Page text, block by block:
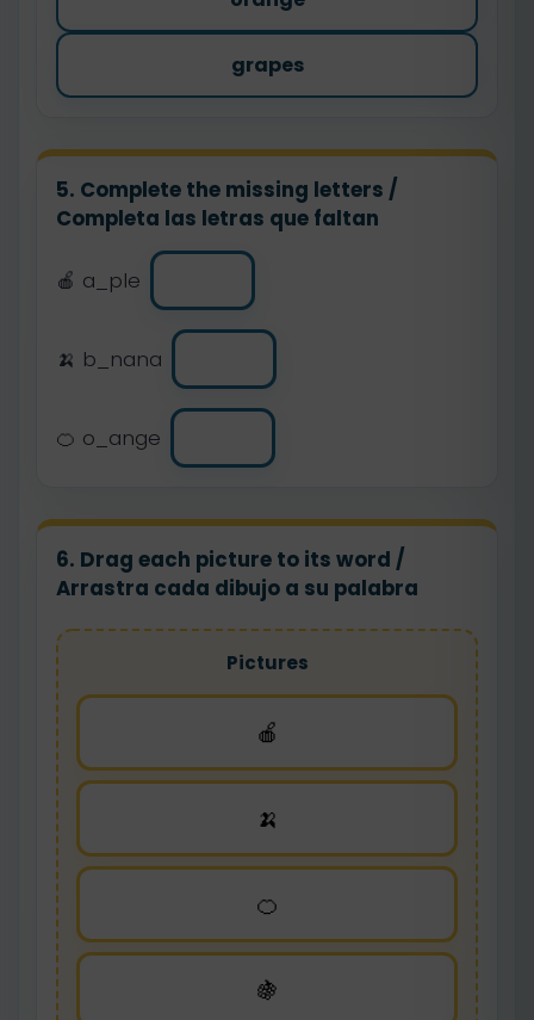
grapes
5. Complete the missing letters /
Completa las letras que faltan
🍎 a_ple
🍌 b_nana
🍊 o_ange
6. Drag each picture to its word /
Arrastra cada dibujo a su palabra
Pictures
🍎
🍌
🍊
🍇